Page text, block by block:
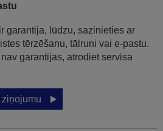
garantija, lūdzu, sazinieties ar
tērzēšanu, tālruni vai e-pastu.
garantijas, atrodiet servisa
ziņojumu